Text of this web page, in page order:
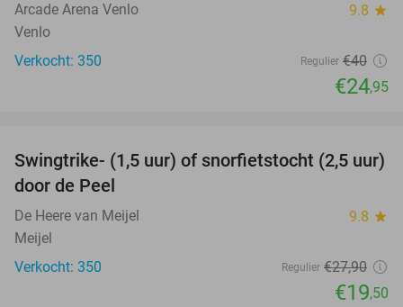
Arcade Arena Venlo 9.8 star
Venlo
Verkocht: 350
Regulier €40
€24,95
30%
Swingtrike- (1,5 uur) of snorfietstocht (2,5 uur)
door de Peel
De Heere van Meijel 9.8 star
Meijel
Verkocht: 350
Regulier €27,90
€19,50